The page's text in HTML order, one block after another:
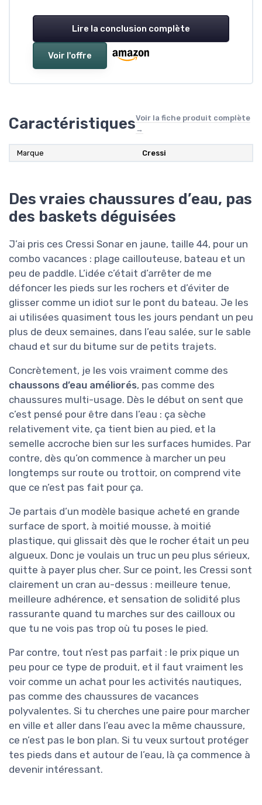
Lire la conclusion complète
Voir l'offre
CaractéristiquesVoir la fiche produit complète
→
Marque Cressi
Des vraies chaussures d’eau, pas
des baskets déguisées
J’ai pris ces Cressi Sonar en jaune, taille 44, pour un
combo vacances : plage caillouteuse, bateau et un
peu de paddle. L’idée c’était d’arrêter de me
défoncer les pieds sur les rochers et d’éviter de
glisser comme un idiot sur le pont du bateau. Je les
ai utilisées quasiment tous les jours pendant un peu
plus de deux semaines, dans l’eau salée, sur le sable
chaud et sur du bitume sur de petits trajets.
Concrètement, je les vois vraiment comme des
chaussons d’eau améliorés, pas comme des
chaussures multi-usage. Dès le début on sent que
c’est pensé pour être dans l’eau : ça sèche
relativement vite, ça tient bien au pied, et la
semelle accroche bien sur les surfaces humides. Par
contre, dès qu’on commence à marcher un peu
longtemps sur route ou trottoir, on comprend vite
que ce n’est pas fait pour ça.
Je partais d’un modèle basique acheté en grande
surface de sport, à moitié mousse, à moitié
plastique, qui glissait dès que le rocher était un peu
algueux. Donc je voulais un truc un peu plus sérieux,
quitte à payer plus cher. Sur ce point, les Cressi sont
clairement un cran au-dessus : meilleure tenue,
meilleure adhérence, et sensation de solidité plus
rassurante quand tu marches sur des cailloux ou
que tu ne vois pas trop où tu poses le pied.
Par contre, tout n’est pas parfait : le prix pique un
peu pour ce type de produit, et il faut vraiment les
voir comme un achat pour les activités nautiques,
pas comme des chaussures de vacances
polyvalentes. Si tu cherches une paire pour marcher
en ville et aller dans l’eau avec la même chaussure,
ce n’est pas le bon plan. Si tu veux surtout protéger
tes pieds dans et autour de l’eau, là ça commence à
devenir intéressant.